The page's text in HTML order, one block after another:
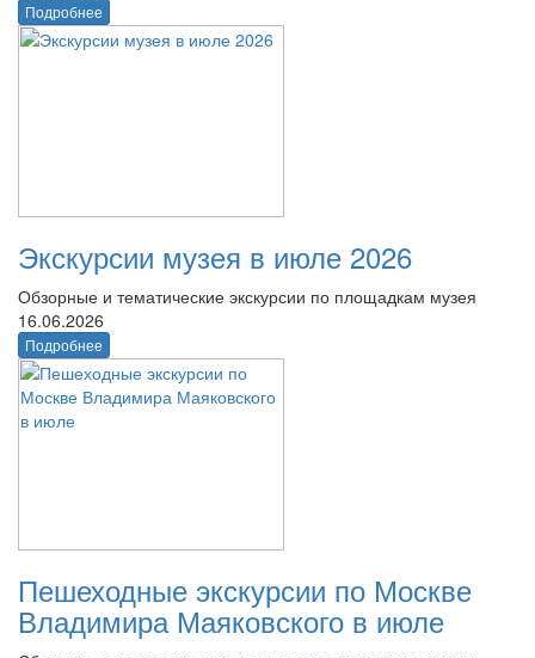
Подробнее
Экскурсии музея в июле 2026
Обзорные и тематические экскурсии по площадкам музея
16.06.2026
Подробнее
Пешеходные экскурсии по Москве
Владимира Маяковского в июле